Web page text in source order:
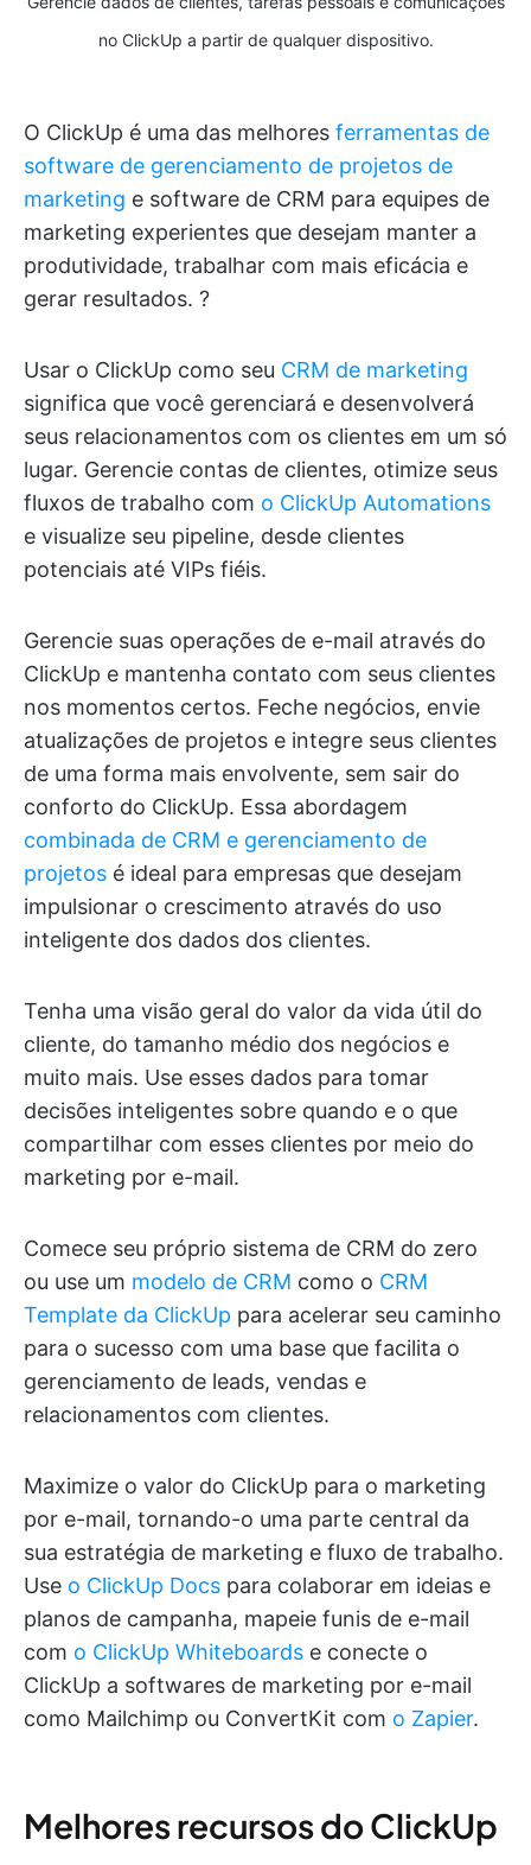
no ClickUp a partir de qualquer dispositivo.
O ClickUp é uma das melhores ferramentas de
software de gerenciamento de projetos de
marketing e software de CRM para equipes de
marketing experientes que desejam manter a
produtividade, trabalhar com mais eficácia e
gerar resultados. ?
Usar o ClickUp como seu CRM de marketing
significa que você gerenciará e desenvolverá
seus relacionamentos com os clientes em um só
lugar. Gerencie contas de clientes, otimize seus
fluxos de trabalho com o ClickUp Automations
e visualize seu pipeline, desde clientes
potenciais até VIPs fiéis.
Gerencie suas operações de e-mail através do
ClickUp e mantenha contato com seus clientes
nos momentos certos. Feche negócios, envie
atualizações de projetos e integre seus clientes
de uma forma mais envolvente, sem sair do
conforto do ClickUp. Essa abordagem
combinada de CRM e gerenciamento de
projetos é ideal para empresas que desejam
impulsionar o crescimento através do uso
inteligente dos dados dos clientes.
Tenha uma visão geral do valor da vida útil do
cliente, do tamanho médio dos negócios e
muito mais. Use esses dados para tomar
decisões inteligentes sobre quando e o que
compartilhar com esses clientes por meio do
marketing por e-mail.
Comece seu próprio sistema de CRM do zero
ou use um modelo de CRM como o CRM
Template da ClickUp para acelerar seu caminho
para o sucesso com uma base que facilita o
gerenciamento de leads, vendas e
relacionamentos com clientes.
Maximize o valor do ClickUp para o marketing
por e-mail, tornando-o uma parte central da
sua estratégia de marketing e fluxo de trabalho.
Use o ClickUp Docs para colaborar em ideias e
planos de campanha, mapeie funis de e-mail
com o ClickUp Whiteboards e conecte o
ClickUp a softwares de marketing por e-mail
como Mailchimp ou ConvertKit com o Zapier.
Melhores recursos do ClickUp